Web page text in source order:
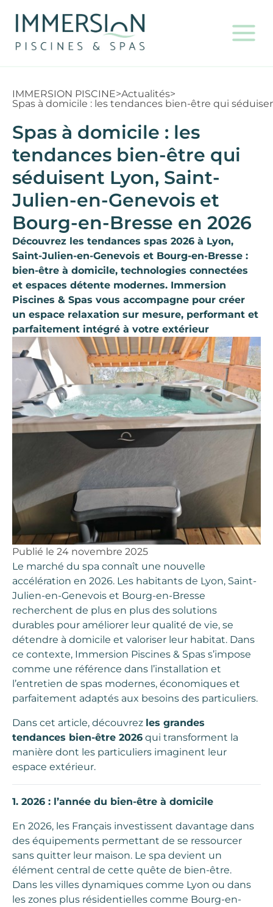
IMMERSION PISCINE>Actualités>
Spas à domicile : les tendances bien-être qui
Spas à domicile : les
tendances bien-être qui
séduisent Lyon, Saint-
Julien-en-Genevois et
Bourg-en-Bresse en 2026
Découvrez les tendances spas 2026 à Lyon,
Saint-Julien-en-Genevois et Bourg-en-Bresse :
bien-être à domicile, technologies connectées
et espaces détente modernes. Immersion
Piscines & Spas vous accompagne pour créer
un espace relaxation sur mesure, performant et
parfaitement intégré à votre extérieur
Publié le 24 novembre 2025
Le marché du spa connaît une nouvelle
accélération en 2026. Les habitants de Lyon, Saint-
Julien-en-Genevois et Bourg-en-Bresse
recherchent de plus en plus des solutions
durables pour améliorer leur qualité de vie, se
détendre à domicile et valoriser leur habitat. Dans
ce contexte, Immersion Piscines & Spas s’impose
comme une référence dans l’installation et
l’entretien de spas modernes, économiques et
parfaitement adaptés aux besoins des particuliers.
Dans cet article, découvrez les grandes
tendances bien-être 2026 qui transforment la
manière dont les particuliers imaginent leur
espace extérieur.
1. 2026 : l’année du bien-être à domicile
En 2026, les Français investissent davantage dans
des équipements permettant de se ressourcer
sans quitter leur maison. Le spa devient un
élément central de cette quête de bien-être.
Dans les villes dynamiques comme Lyon ou dans
les zones plus résidentielles comme Bourg-en-